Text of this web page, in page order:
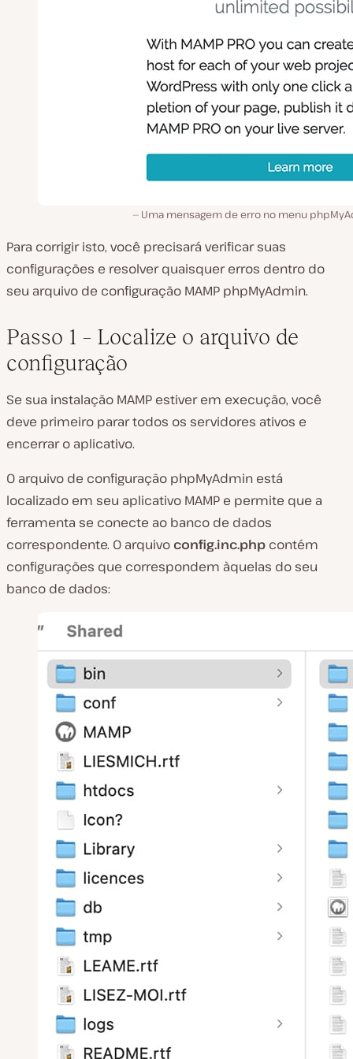
Uma mensagem de erro no menu
Para corrigir isto, você precisará verificar suas
configurações e resolver quaisquer erros dentro do
seu arquivo de configuração MAMP phpMyAdmin.
Passo 1 – Localize o arquivo de
configuração
Se sua instalação MAMP estiver em execução, você
deve primeiro parar todos os servidores ativos e
encerrar o aplicativo.
O arquivo de configuração phpMyAdmin está
localizado em seu aplicativo MAMP e permite que a
ferramenta se conecte ao banco de dados
correspondente. O arquivo config.inc.php contém
configurações que correspondem àquelas do seu
banco de dados: